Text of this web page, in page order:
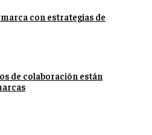
con estrategias de
de colaboración están